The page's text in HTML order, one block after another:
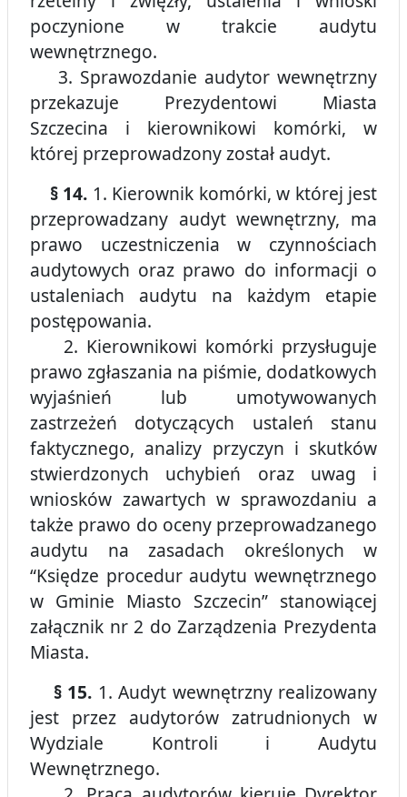
poczynione w trakcie audytu
wewnętrznego.
3. Sprawozdanie audytor wewnętrzny
przekazuje Prezydentowi Miasta
Szczecina i kierownikowi komórki, w
której przeprowadzony został audyt.
§ 14. 1. Kierownik komórki, w której jest
przeprowadzany audyt wewnętrzny, ma
prawo uczestniczenia w czynnościach
audytowych oraz prawo do informacji o
ustaleniach audytu na każdym etapie
postępowania.
2. Kierownikowi komórki przysługuje
prawo zgłaszania na piśmie, dodatkowych
wyjaśnień lub umotywowanych
zastrzeżeń dotyczących ustaleń stanu
faktycznego, analizy przyczyn i skutków
stwierdzonych uchybień oraz uwag i
wniosków zawartych w sprawozdaniu a
także prawo do oceny przeprowadzanego
audytu na zasadach określonych w
“Księdze procedur audytu wewnętrznego
w Gminie Miasto Szczecin” stanowiącej
załącznik nr 2 do Zarządzenia Prezydenta
Miasta.
§ 15. 1. Audyt wewnętrzny realizowany
jest przez audytorów zatrudnionych w
Wydziale Kontroli i Audytu
Wewnętrznego.